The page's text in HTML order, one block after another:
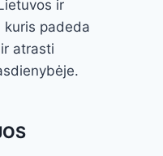
ir
kuris padeda
atrasti